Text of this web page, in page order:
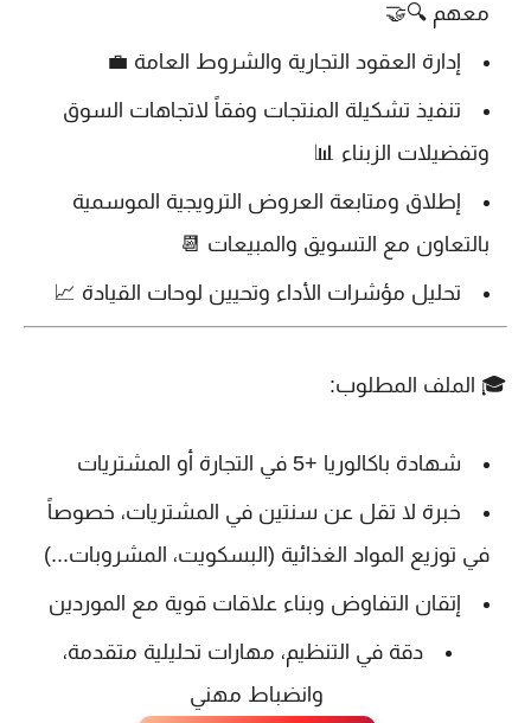
معهم 🔍🤝
إدارة العقود التجارية والشروط العامة 💼
تنفيذ تشكيلة المنتجات وفقاً لاتجاهات السوق
وتفضيلات الزبناء 📊
إطلاق ومتابعة العروض الترويجية الموسمية
بالتعاون مع التسويق والمبيعات 📆
تحليل مؤشرات الأداء وتحيين لوحات القيادة 📈
🎓 الملف المطلوب:
شهادة باكالوريا +5 في التجارة أو المشتريات
خبرة لا تقل عن سنتين في المشتريات، خصوصاً
في توزيع المواد الغذائية (البسكويت، المشروبات...)
إتقان التفاوض وبناء علاقات قوية مع الموردين
دقة في التنظيم، مهارات تحليلية متقدمة،
وانضباط مهني